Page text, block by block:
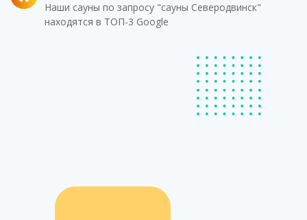
Наши сауны по запросу "сауны Северодвинск"
находятся в ТОП-3 Google